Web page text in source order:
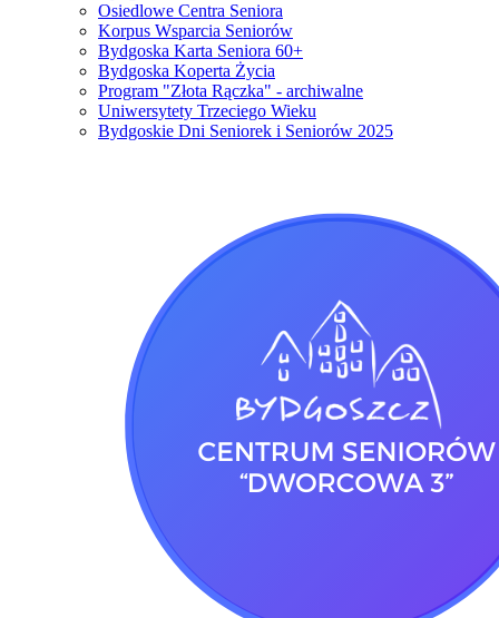
Osiedlowe Centra Seniora
Korpus Wsparcia Seniorów
Bydgoska Karta Seniora 60+
Bydgoska Koperta Życia
Program "Złota Rączka" - archiwalne
Uniwersytety Trzeciego Wieku
Bydgoskie Dni Seniorek i Seniorów 2025